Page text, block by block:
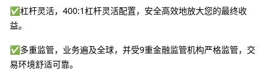
✅杠杆灵活，400:1杠杆灵活配置，安全高效地放大您的最终收
益。
✅多重监管，业务遍及全球，并受9重金融监管机构严格监管，交
易环境舒适可靠。